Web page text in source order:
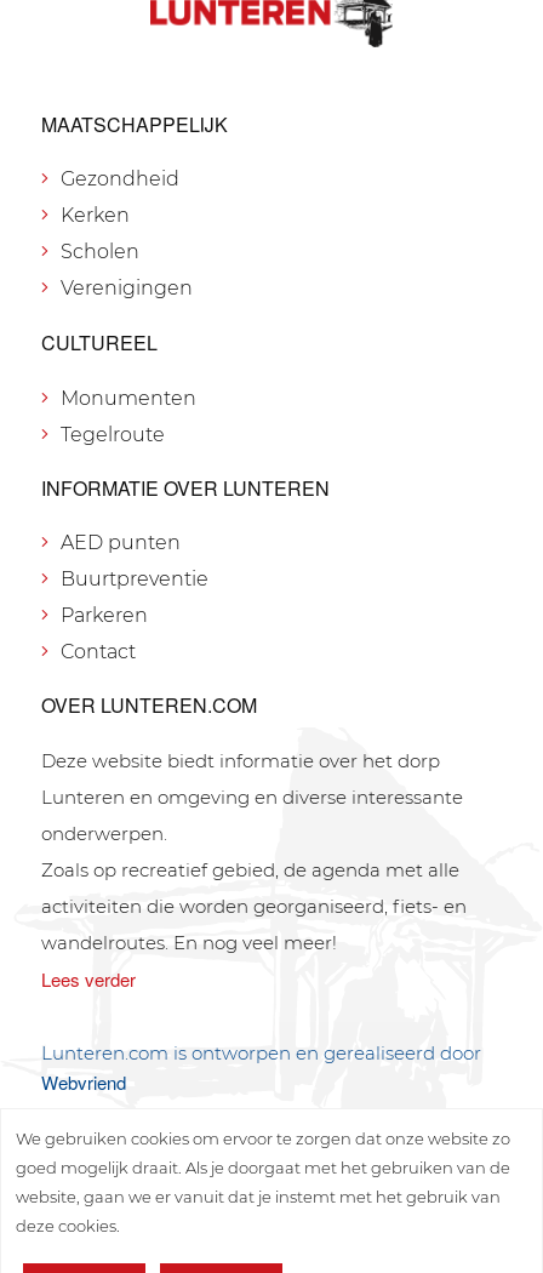
MAATSCHAPPELIJK
Gezondheid
Kerken
Scholen
Verenigingen
CULTUREEL
Monumenten
Tegelroute
INFORMATIE OVER LUNTEREN
AED punten
Buurtpreventie
Parkeren
Contact
OVER LUNTEREN.COM
Deze website biedt informatie over het dorp
Lunteren en omgeving en diverse interessante
onderwerpen.
Zoals op recreatief gebied, de agenda met alle
activiteiten die worden georganiseerd, fiets- en
wandelroutes. En nog veel meer!
Lees verder
Lunteren.com is ontworpen en gerealiseerd door
Webvriend
We gebruiken cookies om ervoor te zorgen dat onze website zo
goed mogelijk draait. Als je doorgaat met het gebruiken van de
website, gaan we er vanuit dat je instemt met het gebruik van
deze cookies.